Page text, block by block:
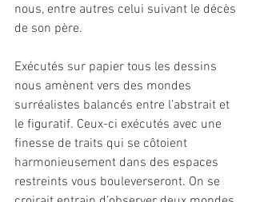
nous, entre autres celui suivant le décès
de son père.
Exécutés sur papier tous les dessins
nous amènent vers des mondes
surréalistes balancés entre l’abstrait et
le figuratif. Ceux-ci exécutés avec une
finesse de traits qui se côtoient
harmonieusement dans des espaces
restreints vous bouleverseront. On se